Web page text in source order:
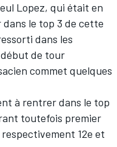
Lopez, qui était en
le top 3 de cette
dans les
de tour
commet quelques
à rentrer dans le top
toutefois premier
12e et